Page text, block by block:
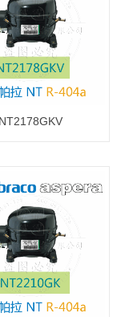
NT2178GKV